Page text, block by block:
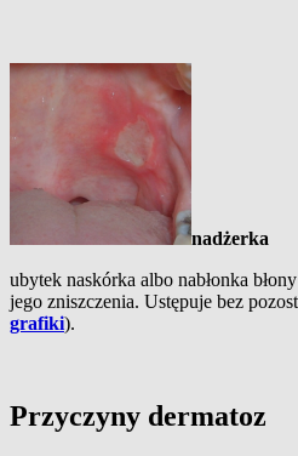
nadżerka
ubytek naskórka albo nabłonka
jego zniszczenia. Ustępuje bez
grafiki).
Przyczyny dermatoz